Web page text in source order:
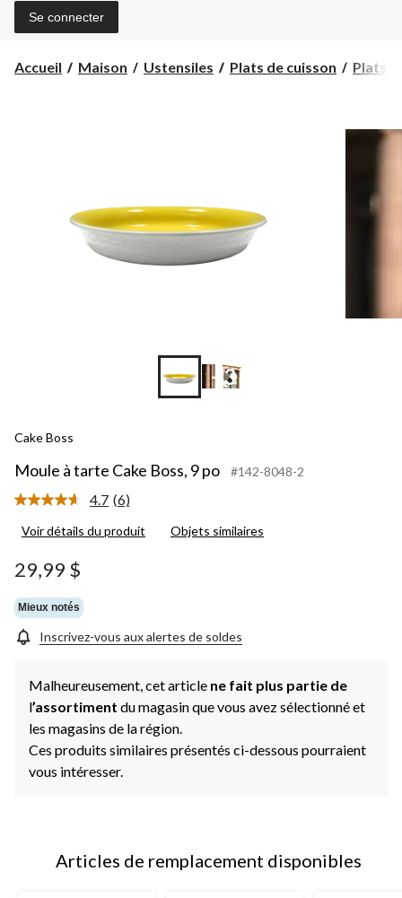
Se connecter
Accueil Maison Ustensiles Plats de cuisson Plats
+3
Cake Boss
Moule à tarte Cake Boss, 9 po #142-8048-2
4.7 Lire
6
(6)
Voir détails du produit Objets similaires
29,99 $
Mieux notés
Inscrivez-vous aux alertes de soldes
Malheureusement, cet article ne fait plus partie de
l’assortiment du magasin que vous avez sélectionné et
les magasins de la région.
Ces produits similaires présentés ci-dessous pourraient
vous intéresser.
Articles de remplacement disponibles